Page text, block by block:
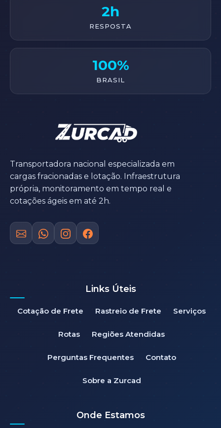
2h
RESPOSTA
100%
BRASIL
Transportadora nacional especializada em
cargas fracionadas e lotação. Infraestrutura
própria, monitoramento em tempo real e
cotações ágeis em até 2h.
Links Úteis
Cotação de Frete Rastreio de Frete Serviços
Rotas Regiões Atendidas
Perguntas Frequentes Contato
Sobre a Zurcad
Onde Estamos